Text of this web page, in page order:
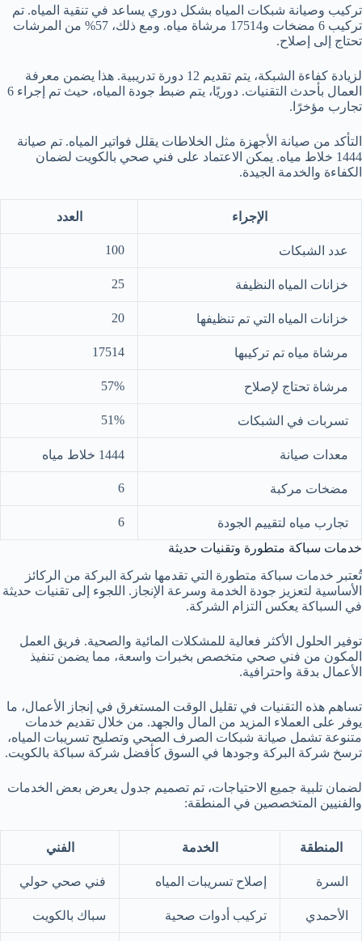
تركيب وصيانة شبكات المياه بشكل دوري يساعد في تنقية المياه. تم
تركيب 6 مضخات و17514 مرشاة مياه. ومع ذلك، 57% من المرشات
تحتاج إلى إصلاح.
لزيادة كفاءة الشبكة، يتم تقديم 12 دورة تدريبية. هذا يضمن معرفة
العمال بأحدث التقنيات. دوريًا، يتم ضبط جودة المياه، حيث تم إجراء 6
تجارب مؤخرًا.
التأكد من صيانة الأجهزة مثل الخلاطات يقلل فواتير المياه. تم صيانة
1444 خلاط مياه. يمكن الاعتماد على فني صحي بالكويت لضمان
الكفاءة والخدمة الجيدة.
الإجراء العدد
عدد الشبكات 100
خزانات المياه النظيفة 25
خزانات المياه التي تم تنظيفها 20
مرشاة مياه تم تركيبها 17514
مرشاة تحتاج لإصلاح 57%
تسربات في الشبكات 51%
معدات صيانة 1444 خلاط مياه
مضخات مركبة 6
تجارب مياه لتقييم الجودة
6
خدمات سباكة متطورة وتقنيات حديثة
تُعتبر خدمات سباكة متطورة التي تقدمها شركة البركة من الركائز
الأساسية لتعزيز جودة الخدمة وسرعة الإنجاز. اللجوء إلى تقنيات حديثة
في السباكة يعكس التزام الشركة.
توفير الحلول الأكثر فعالية للمشكلات المائية والصحية. فريق العمل
المكون من فني صحي متخصص بخبرات واسعة، مما يضمن تنفيذ
الأعمال بدقة واحترافية.
تساهم هذه التقنيات في تقليل الوقت المستغرق في إنجاز الأعمال، ما
يوفر على العملاء المزيد من المال والجهد. من خلال تقديم خدمات
متنوعة تشمل صيانة شبكات الصرف الصحي وتصليح تسريبات المياه،
ترسخ شركة البركة وجودها في السوق كأفضل شركة سباكة بالكويت.
لضمان تلبية جميع الاحتياجات، تم تصميم جدول يعرض بعض الخدمات
والفنيين المتخصصين في المنطقة:
المنطقة الخدمة الفني
السرة إصلاح تسريبات المياه فني صحي حولي
الأحمدي تركيب أدوات صحية سباك بالكويت